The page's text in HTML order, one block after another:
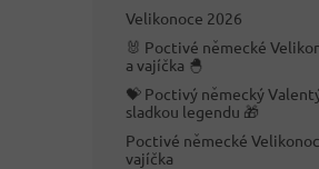
Velikonoce 2026
🐰 Poctivé německé
a vajíčka 🐣
💝 Poctivý německý
sladkou legendu 🎁
Poctivé německé
vajíčka